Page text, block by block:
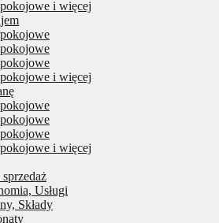
i więcej
i więcej
i więcej
Usługi
Składy